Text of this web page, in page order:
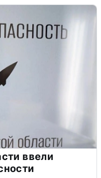
ввели